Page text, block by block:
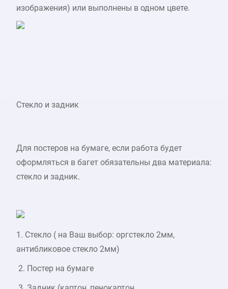
изображения) или выполнены в одном цвете.
Стекло и задник
Для постеров на бумаге, если работа будет
оформляться в багет обязательны два материала:
стекло и задник.
1. Стекло ( на Ваш выбор: оргстекло 2мм,
антибликовое стекло 2мм)
2. Постер на бумаге